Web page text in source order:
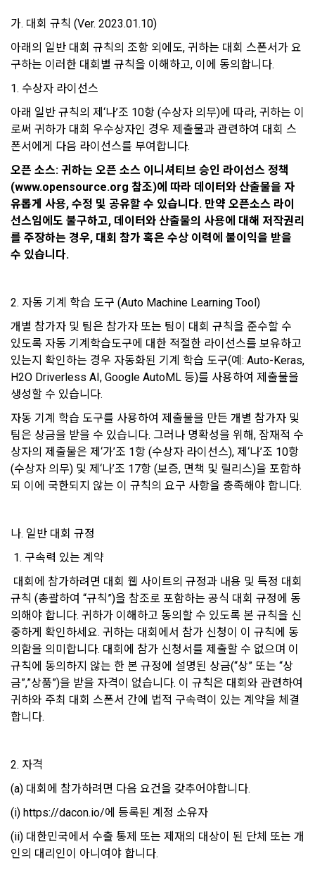
알림0 모두 읽음 모두 삭제 닫기
✕ MY XP XP 안내
LEVEL 1
오늘의 XP
0 / 800
전체 XP
0
적립 XP
0
사용 XP
0
이용약관
제 1 조 (목적)
본 약관은 데이콘 주식회사(이하 “회사”)와 “회원” 간에 정보 서
비스를 이용하는 조건 및 절차에 관한 필요한 사항을 약속하여
며, 어떤 방식이든 본 서비스를 사용한다는 것은 “회원”이 본 약
관의 전부에 동의한다는 것을 의미하며 본 약관은 “회원”이 서비
스를 사용하는 동안 계속 유효하다. 본 약관은 저작권 분쟁 정책
의 조항을 포함한다.
제 2 조 (용어의 정의)
1."사이트"라 함은 "회사"가 서비스를 "회원"에게 제공하기 위하
여 컴퓨터 등 정보 통신 설비를 이용하여 설정한 가상의 영업장
또는 "회사"가 운영하는 아래 웹사이트를 말한다.
가. ***.dacon.io
2. "서비스"라 함은 “대회”, “교육”, “인재풀 등록” 등 사이트에서
제공하는 모든 서비스를 말한다. 그 외 "회사"가 운영하는 사이
분류, 가공, 집계하여 정보를 제공하는 서비스를 포함한다.
3. "개인회원"이라 함은 서비스를 이용하기 위하여 이 약관에 동
의하고 "회사"와 이용 계약을 체결한 개인을 말한다.
4. “인재회원”이라 함은 “데이콘 인재풀 서비스”를 이용하기 위
는 것에 동의한 “개인회원”을 말한다.
5. “기업회원”이라 함은 “회사”에 대회의 주최를 의뢰하거나, 채
용 의뢰 서비스 등을 이용하기 위해 “회사”와 일정 계약을 한 개
인 또는 법인을 말한다.
6. “해커톤”이라 함은 “회사”가 “사이트”에 출제한 문제에 “개인
회원”이 AI 코드를 제출하고, “회사”는 이를 평가하여 우수작을
선정하는 제반 행위를 말한다.
7. “대회"라 함은 “기업회원”이 인력을 채용하거나 또는 솔루션
을 크라우드소싱하기 위하여 “회사"에 의뢰하는 경연대회 또는
해커톤, AI해커톤, AI경진대회 등을 말한다.
8. “교육”이라 함은 “회사”가  제공하는 교육컨텐츠를 포함한 온
라인/오프라인 교육서비스를 말한다.
"회원"이 가입 시 사용한 이메일 주소를 말한다.
이디를 부여받은 자와 동일인임을 확인하고 "회원"의 권익을 보
호하기 위하여 "회원"이 선정한 문자와 숫자의 조합 또는 이와
한다.
개인정보 처리방침
데이콘 개인정보 처리방침
(2021.05.24 본)
데이콘은 이용자 개인정보 보호를 여러 경영요소 가운데 최
우선의 가치로 두고 있습니다. 데이콘주식회사(이하 ‘데이콘’ 또
는 ‘회사’)는 서비스 기획부터 종료까지 정보통신망 이용촉진 및
정보보호 등에 관한 법률(이하 ‘정보통신망법’), 개인정보보호법
등 국내의 개인정보 보호 법령을 철저히 준수합니다.
데이콘이 어떤 정보를 수집하고, 수집한 정보를 어떻게 사용하
며, 필요에 따라 누구와 이를 공유(‘위탁 또는 제공’)하며, 이용목
적을 달성한 정보를 언제, 어떻게 파기 하는지 등 ‘개인정보의 한
살이’와 관련한 정보를 투명하게 제공합니다.
정보주체로서 이용자는 자신의 개인정보에 대해 어떤 권리를 가
지고 있으며, 이를 어떤 방법과 절차로 행사할 수 있는지를 알려
드립니다. 또한, 법정대리인(부모 등)이 만14세 미만 아동의 개
인정보 보호를 위해 어떤 권리를 행사할 수 있는지도 함께 안내
합니다.
개인정보 침해사고가 발생하는 경우, 추가적인 피해를 예방하고
그 무엇보다도, 개인정보와 관련하여 데이콘과 이용자 간의 권
리 및 의무 관계를 규정하여 이용자의 ‘개인정보자기결정권’을
보장하는 수단이 됩니다.
2. 개인정보의 수집 및 이용목적
데이콘 주식회사(이하 “회사”)는 다음 목적을 위하여 개인정보
를 수집하고 있으며, 다음 목적 이외의 용도로는 수집한 개인정
보를 이용하지 않습니다.
의에 대한 응답, 새로운 정보의 소개 및 고지사항 전달
2) 서비스 제공에 관한 계약 이행 및 서비스 제공에 따른 요금정
본인인증, 채용정보 매칭 및 컨텐츠 제공을 위한 개인식별, 회원
간의 상호 연락, 구매 및 요금 결제, 물품 및 증빙발송, 부정 이용
마케팅 정보 수신 동의
1. 광고성 정보의 이용목적
DACON이 제공하는 이용자 맞춤형 서비스 및 상품 추천, 각종
경품 행사, 이벤트, 경진대회 홍보 목적 등의 광고성 정보를 전자
우편이나
서신우편, 문자(SMS 또는 카카오 알림톡), 푸시, 전화 등을 통해
이용자에게 제공합니다.
- 마케팅 수신 동의는 거부하실 수 있으며 동의 이후에라도 고객
동의를 거부 하시더라도 DACON에서 제공하는 서비스의 이용
에 제한이 되지 않습니다.
단, 할인, 이벤트 및 이용자 맞춤형 상품 추천 등의 마케팅 정보
안내 서비스가 제한됩니다.
2. 미동의 시 불이익 사항
개인정보보호법 제22조 제5항에 의해 선택정보 사항에 대해서
는 동의 거부 하시더라도 서비스 이용에 제한되지 않습니다.
단, 할인, 이벤트 및 이용자 맞춤형 상품 추천 등의 마케팅 정보
안내 서비스가 제한됩니다.
DACON에서 제공하는 마케팅 정보를 원하지 않을 경우 ‘홈>계
의(선택)’에서 철회를 요청할 수 있습니다.
또한 향후 마케팅 활용에 새롭게 동의하고자 하는 경우에는 ‘홈>
계정관리 페이지의 하단 마케팅(대회 진행, 교육 등) 정보 수신
동의(선택)’에서 동의하실 수 있습니다.
2021.05.25
가. 대회 규칙 (Ver. 2023.01.10)
아래의 일반 대회 규칙의 조항 외에도, 귀하는 대회 스폰서가 요
구하는 이러한 대회별 규칙을 이해하고, 이에 동의합니다.
1. 수상자 라이선스
아래 일반 규칙의 제‘나’조 10항 (수상자 의무)에 따라, 귀하는 이
로써 귀하가 대회 우수상자인 경우 제출물과 관련하여 대회 스
폰서에게 다음 라이선스를 부여합니다.
오픈 소스: 귀하는 오픈 소스 이니셔티브 승인 라이선스 정책
(www.opensource.org 참조)에 따라 데이터와 산출물을 자
유롭게 사용, 수정 및 공유할 수 있습니다. 만약 오픈소스 라이
선스임에도 불구하고, 데이터와 산출물의 사용에 대해 저작권리
를 주장하는 경우, 대회 참가 혹은 수상 이력에 불이익을 받을
수 있습니다.
2. 자동 기계 학습 도구 (Auto Machine Learning Tool)
개별 참가자 및 팀은 참가자 또는 팀이 대회 규칙을 준수할 수
있도록 자동 기계학습도구에 대한 적절한 라이선스를 보유하고
있는지 확인하는 경우 자동화된 기계 학습 도구(예: Auto-Keras,
H2O Driverless AI, Google AutoML 등)를 사용하여 제출물을
생성할 수 있습니다.
자동 기계 학습 도구를 사용하여 제출물을 만든 개별 참가자 및
팀은 상금을 받을 수 있습니다. 그러나 명확성을 위해, 잠재적 수
상자의 제출물은 제‘가’조 1항 (수상자 라이선스), 제‘나’조 10항
(수상자 의무) 및 제‘나’조 17항 (보증, 면책 및 릴리스)을 포함하
되 이에 국한되지 않는 이 규칙의 요구 사항을 충족해야 합니다.
나. 일반 대회 규정
1. 구속력 있는 계약
대회에 참가하려면 대회 웹 사이트의 규정과 내용 및 특정 대회
규칙 (총괄하여 “규칙”)을 참조로 포함하는 공식 대회 규정에 동
의해야 합니다. 귀하가 이해하고 동의할 수 있도록 본 규칙을 신
중하게 확인하세요. 귀하는 대회에서 참가 신청이 이 규칙에 동
의함을 의미합니다. 대회에 참가 신청서를 제출할 수 없으며 이
규칙에 동의하지 않는 한 본 규정에 설명된 상금(“상” 또는 “상
금”,”상품”)을 받을 자격이 없습니다. 이 규칙은 대회와 관련하여
귀하와 주최 대회 스폰서 간에 법적 구속력이 있는 계약을 체결
합니다.
2. 자격
(a) 대회에 참가하려면 다음 요건을 갖추어야합니다.
(i) https://dacon.io/에 등록된 계정 소유자
(ii) 대한민국에서 수출 통제 또는 제재의 대상이 된 단체 또는 개
인의 대리인이 아니여야 합니다.